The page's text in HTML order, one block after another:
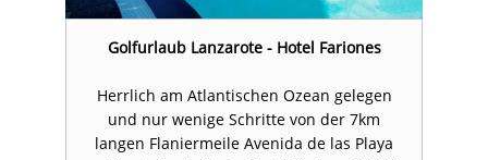
Golfurlaub Lanzarote - Hotel Fariones
Herrlich am Atlantischen Ozean gelegen
und nur wenige Schritte von der 7km
langen Flaniermeile Avenida de las Playa